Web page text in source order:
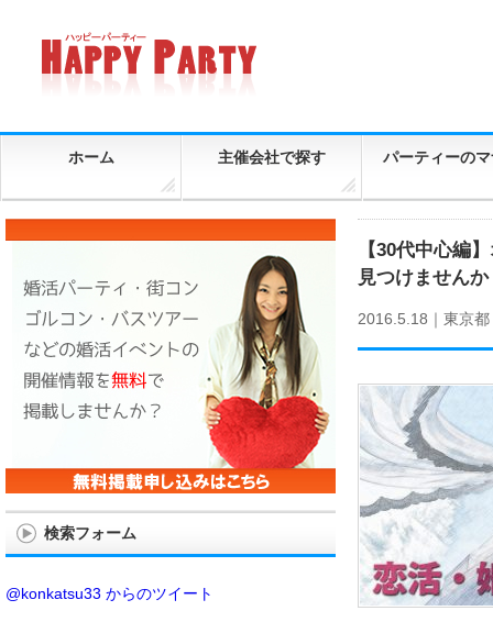
ホーム 主催会社で探す パーティーの
【30代中心編
見つけません
2016.5.18｜ 東京都
検索フォーム
@konkatsu33 からのツイート